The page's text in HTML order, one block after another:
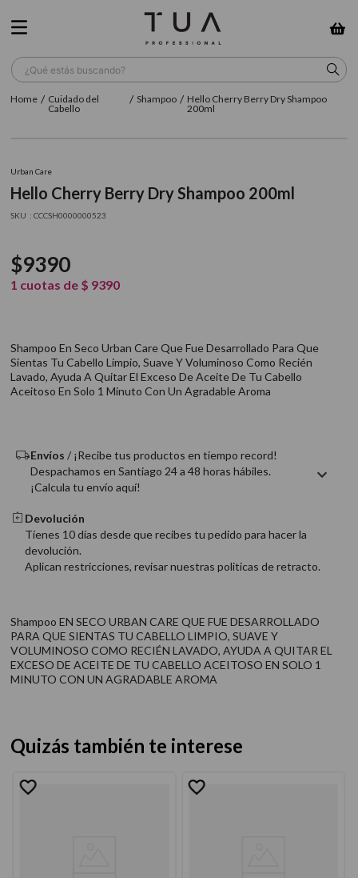
¿Qué estás buscando?
Cuidado del
Cabello
Shampoo
Hello Cherry Berry Dry Shampoo
200ml
Urban Care
Hello Cherry Berry Dry Shampoo 200ml
: CCCSH0000000523
$9390
1 cuotas de $ 9390
Shampoo En Seco Urban Care Que Fue Desarrollado Para Que
Sientas Tu Cabello Limpio, Suave Y Voluminoso Como Recién
Lavado, Ayuda A Quitar El Exceso De Aceite De Tu Cabello
Aceitoso En Solo 1 Minuto Con Un Agradable Aroma
Envíos / ¡Recibe tus productos en tiempo record!
Despachamos en Santiago 24 a 48 horas hábiles.
¡Calcula tu envío aquí!
Devolución
Tienes 10 días desde que recibes tu pedido para hacer la
devolución.
Aplican restricciones, revisar nuestras politicas de retracto.
Shampoo EN SECO URBAN CARE QUE FUE DESARROLLADO
PARA QUE SIENTAS TU CABELLO LIMPIO, SUAVE Y
VOLUMINOSO COMO RECIÉN LAVADO, AYUDA A QUITAR EL
EXCESO DE ACEITE DE TU CABELLO ACEITOSO EN SOLO 1
MINUTO CON UN AGRADABLE AROMA
Quizás también te interese
TÉRMINOS MÁS BUSCADOS
2.
3. farmavita
5. cepillo
6. gama
9. acondicionador
10. protector térmico